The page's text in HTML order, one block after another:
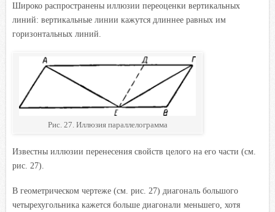
Широко распространены иллюзии переоценки вертикальных
линий: вертикальные линии кажутся длиннее равных им
горизонтальных линий.
Рис. 27. Иллюзия параллелограмма
Известны иллюзии перенесения свойств целого на его части (см.
рис. 27).
В геометрическом чертеже (см. рис. 27) диагональ большого
четырехугольника кажется больше диагонали меньшего, хотя